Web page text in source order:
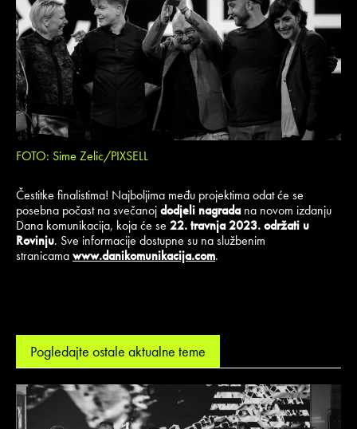
FOTO: Sime Zelic/PIXSELL
Čestitke finalistima! Najboljima među projektima odat će se
posebna počast na svečanojdodjeli nagradana novom izdanju
Dana komunikacija, koja će se 22. travnja 2023. održati u
Rovinju. Sve informacije dostupne su na službenim
stranicamawww.danikomunikacija.com.
Pogledajte ostale aktualne teme